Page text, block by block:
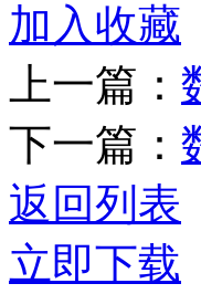
加入收藏
上一篇：
下一篇：
返回列表
立即下载